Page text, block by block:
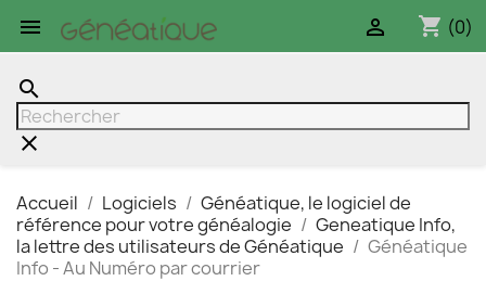
 shopping_cart (0)

search
clear
Accueil Logiciels
Généatique, le logiciel de
référence pour votre généalogie
Geneatique Info,
la lettre des utilisateurs de Généatique
Généatique
Info - Au Numéro par courrier